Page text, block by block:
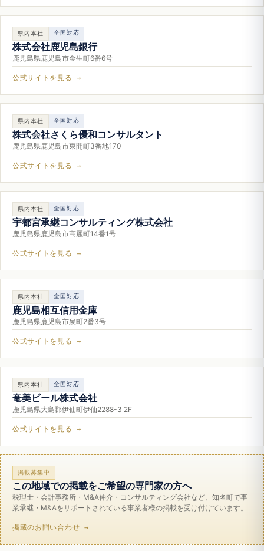
県内本社 全国対応
株式会社鹿児島銀行
鹿児島県鹿児島市金生町6番6号
公式サイトを見る →
県内本社 全国対応
株式会社さくら優和コンサルタント
鹿児島県鹿児島市東開町3番地170
公式サイトを見る →
県内本社 全国対応
宇都宮承継コンサルティング株式会社
鹿児島県鹿児島市高麗町14番1号
公式サイトを見る →
県内本社 全国対応
鹿児島相互信用金庫
鹿児島県鹿児島市泉町2番3号
公式サイトを見る →
県内本社 全国対応
奄美ビール株式会社
鹿児島県大島郡伊仙町伊仙2288-3 2F
公式サイトを見る →
掲載募集中
この地域での掲載をご希望の専門家の方へ
税理士・会計事務所・M&A仲介・コンサルティング会社など、知名町で事
業承継・M&Aをサポートされている事業者様の掲載を受け付けています。
掲載のお問い合わせ →